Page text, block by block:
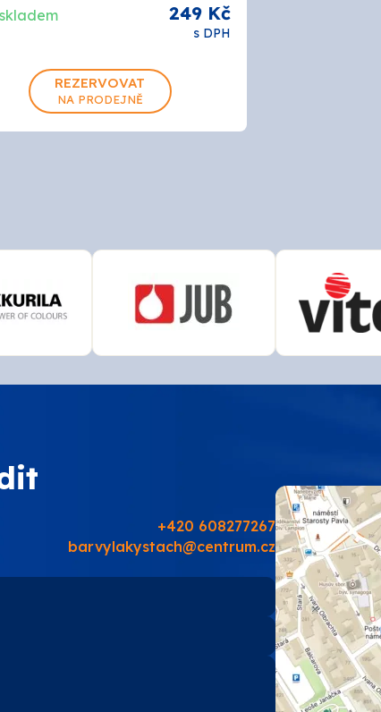
249 Kč
s DPH
REZERVOVAT
NA PRODEJNĚ
+420 608277267
barvylakystach@centrum.cz